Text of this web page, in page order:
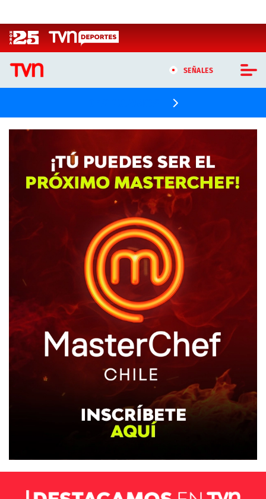
SEÑALES
CASTING TVN VERTICAL
TVN VERTICAL
TVN PLAY
PROGRAMAS
TELESERIES
NTV
ACTUALIDAD Y TENDENCIAS
CORPORATIVO Y TRANSPARENCIA
CANAL DE DENUNCIAS
ÁREA DE PROYECTOS
Televisión Nacional de Chile
Destacamos en TVN